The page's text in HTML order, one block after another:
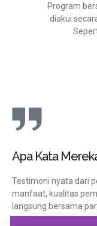
Program
diakui
Apa Kata
Testimoni nyata dari
manfaat, kualitas
langsung bersama